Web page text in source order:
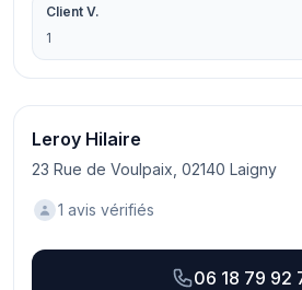
Client V.
1
Leroy Hilaire
23 Rue de Voulpaix, 02140 Laigny
1 avis vérifiés
06 18 79 92